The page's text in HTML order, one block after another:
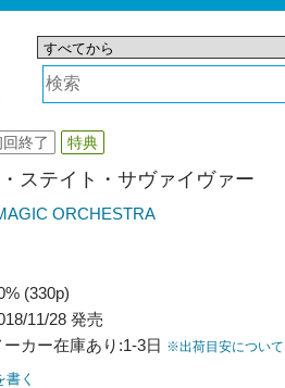
終了 特典
ステイト・サヴァイヴァー
ORCHESTRA
(330p)
11/28 発売
ーカー在庫あり:1-3日 ※出荷目安について
書く